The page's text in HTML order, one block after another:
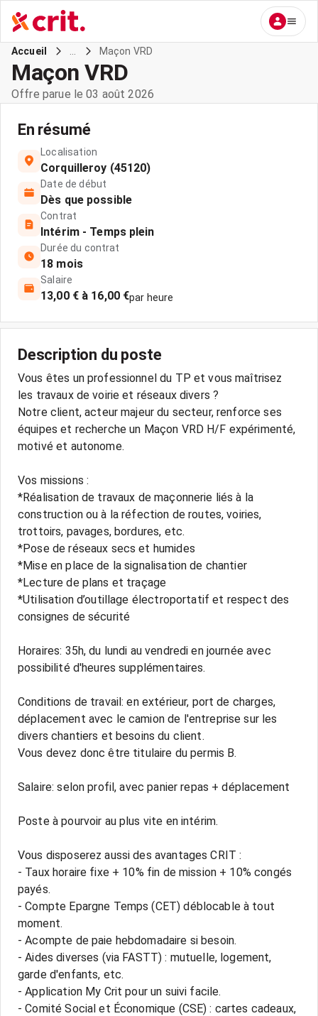
Accueil Maçon VRD
Maçon VRD
Offre parue le 03 août 2026
En résumé
Localisation
Corquilleroy (45120)
Date de début
Dès que possible
Contrat
Intérim - Temps plein
Durée du contrat
18 mois
Salaire
13,00 € à 16,00 €par heure
Description du poste
Vous êtes un professionnel du TP et vous maîtrisez
les travaux de voirie et réseaux divers ?
Notre client, acteur majeur du secteur, renforce ses
équipes et recherche un Maçon VRD H/F expérimenté,
motivé et autonome.
Vos missions :
*Réalisation de travaux de maçonnerie liés à la
construction ou à la réfection de routes, voiries,
trottoirs, pavages, bordures, etc.
*Pose de réseaux secs et humides
*Mise en place de la signalisation de chantier
*Lecture de plans et traçage
*Utilisation d’outillage électroportatif et respect des
consignes de sécurité
Horaires: 35h, du lundi au vendredi en journée avec
possibilité d'heures supplémentaires.
Conditions de travail: en extérieur, port de charges,
déplacement avec le camion de l'entreprise sur les
divers chantiers et besoins du client.
Vous devez donc être titulaire du permis B.
Salaire: selon profil, avec panier repas + déplacement
Poste à pourvoir au plus vite en intérim.
Vous disposerez aussi des avantages CRIT :
- Taux horaire fixe + 10% fin de mission + 10% congés
payés.
- Compte Epargne Temps (CET) déblocable à tout
moment.
- Acompte de paie hebdomadaire si besoin.
- Aides diverses (via FASTT) : mutuelle, logement,
garde d'enfants, etc.
- Application My Crit pour un suivi facile.
- Comité Social et Économique (CSE) : cartes cadeaux,